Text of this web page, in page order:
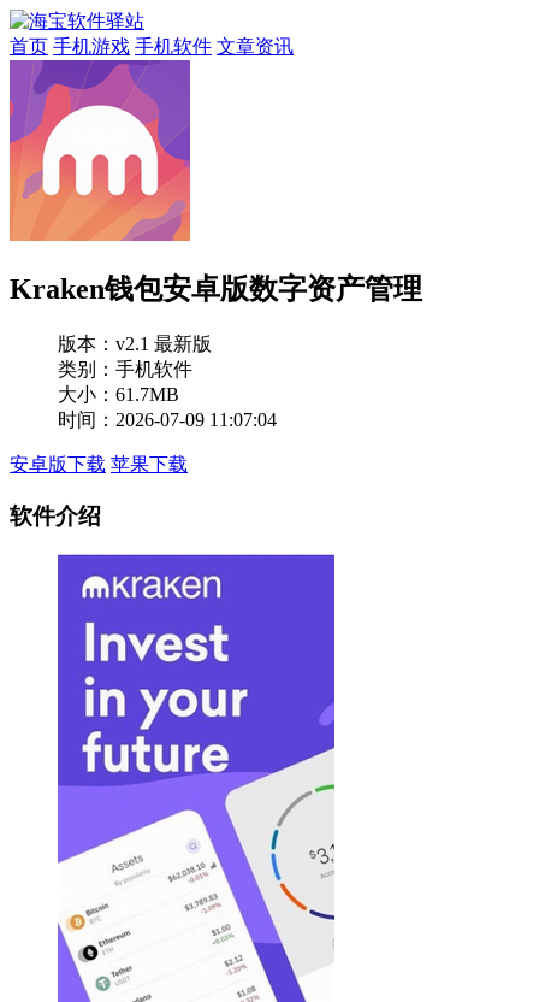
首页 手机游戏 手机软件 文章资讯
Kraken钱包安卓版数字资产管理
版本： v2.1 最新版
类别：手机软件
大小：61.7MB
时间：2026-07-09 11:07:04
安卓版下载 苹果下载
软件介绍